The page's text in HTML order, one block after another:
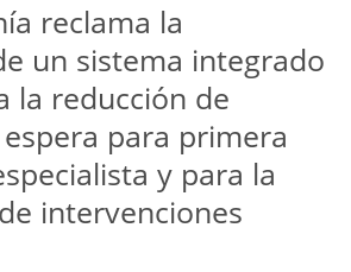
reclama la
un sistema integrado
la reducción de
para primera
y para la
intervenciones